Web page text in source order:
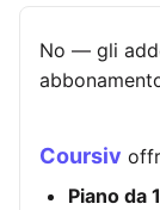
No — gli
Coursiv
Piano da